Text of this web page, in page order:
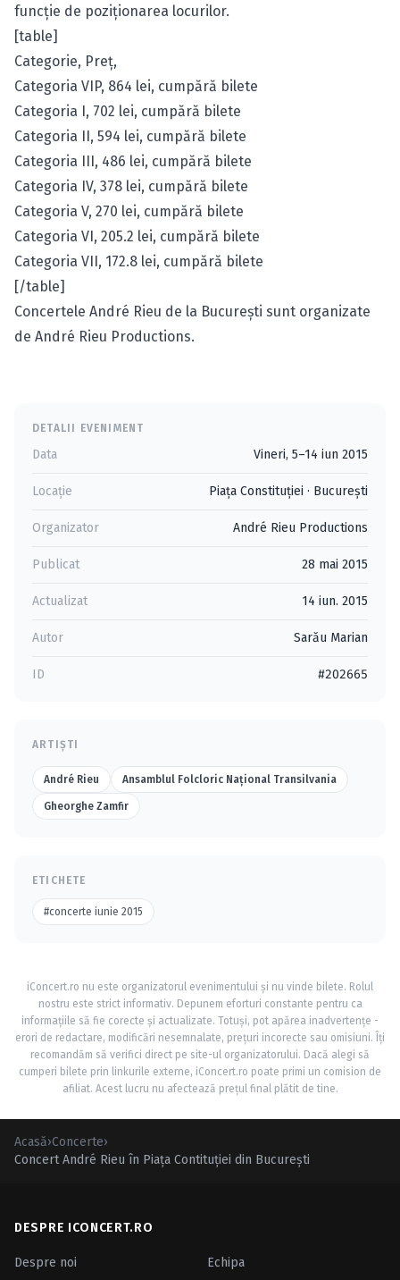
funcţie de poziţionarea locurilor.
[table]
Categorie, Preţ,
Categoria VIP, 864 lei, cumpără bilete
Categoria I, 702 lei, cumpără bilete
Categoria II, 594 lei, cumpără bilete
Categoria III, 486 lei, cumpără bilete
Categoria IV, 378 lei, cumpără bilete
Categoria V, 270 lei, cumpără bilete
Categoria VI, 205.2 lei, cumpără bilete
Categoria VII, 172.8 lei, cumpără bilete
[/table]
Concertele André Rieu de la Bucureşti sunt organizate
de André Rieu Productions.
DETALII EVENIMENT
Data Vineri, 5–14 iun 2015
Locație Piaţa Constituţiei · Bucureşti
Organizator André Rieu Productions
Publicat 28 mai 2015
Actualizat 14 iun. 2015
Autor Sarău Marian
ID #202665
ARTIȘTI
André Rieu Ansamblul Folcloric Național Transilvania
Gheorghe Zamfir
ETICHETE
#concerte iunie 2015
iConcert.ro nu este organizatorul evenimentului și nu vinde bilete. Rolul
nostru este strict informativ. Depunem eforturi constante pentru ca
informațiile să fie corecte și actualizate. Totuși, pot apărea inadvertențe -
erori de redactare, modificări nesemnalate, prețuri incorecte sau omisiuni. Îți
recomandăm să verifici direct pe site-ul organizatorului. Dacă alegi să
cumperi bilete prin linkurile externe, iConcert.ro poate primi un comision de
afiliat. Acest lucru nu afectează prețul final plătit de tine.
Acasă›Concerte›
Concert André Rieu în Piaţa Contituţiei din Bucureşti
DESPRE ICONCERT.RO
Despre noi
Echipa